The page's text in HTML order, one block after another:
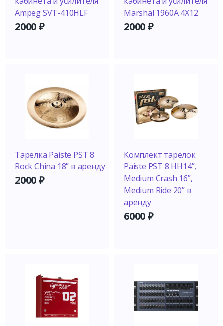
Ampeg SVT-410HLF
2000₽
Marshal 1960A 4X12
2000₽
Тарелка Paiste PST 8
Rock China 18” в аренду
2000₽
Комплект тарелок
Paiste PST 8 HH14”,
Medium Crash 16”,
Medium Ride 20” в
аренду
6000₽